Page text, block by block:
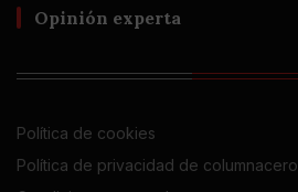
Opinión experta
Política de cookies
Política de privacidad de columnacero